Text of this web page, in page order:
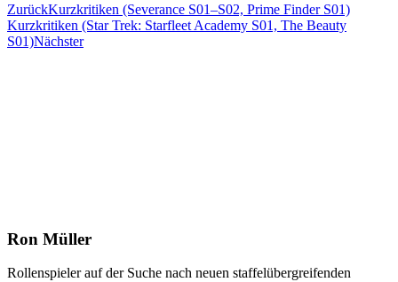
ZurückKurzkritiken (Severance S01–S02, Prime Finder S01)
Kurzkritiken (Star Trek: Starfleet Academy S01, The Beauty
S01)Nächster
Ron Müller
Rollenspieler auf der Suche nach neuen staffelübergreifenden